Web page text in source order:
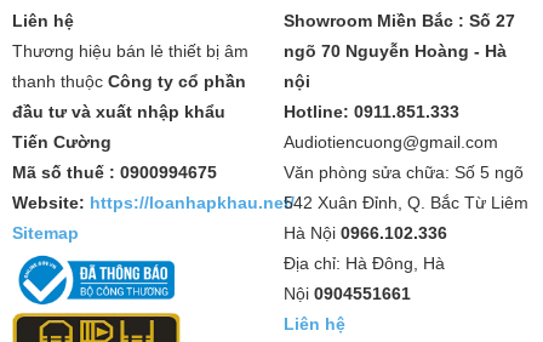
Liên hệ
Thương hiệu bán lẻ thiết bị âm
thanh thuộc Công ty cổ phần
đầu tư và xuất nhập khẩu
Tiến Cường
Mã số thuế : 0900994675
Website: https://loanhapkhau.net/
Sitemap
Showroom Miền Bắc : Số 27
ngõ 70 Nguyễn Hoàng - Hà
nội
Hotline: 0911.851.333
Audiotiencuong@gmail.com
Văn phòng sửa chữa: Số 5 ngõ
542 Xuân Đỉnh, Q. Bắc Từ Liêm
Hà Nội 0966.102.336
Địa chỉ: Hà Đông, Hà
Nội 0904551661
Liên hệ